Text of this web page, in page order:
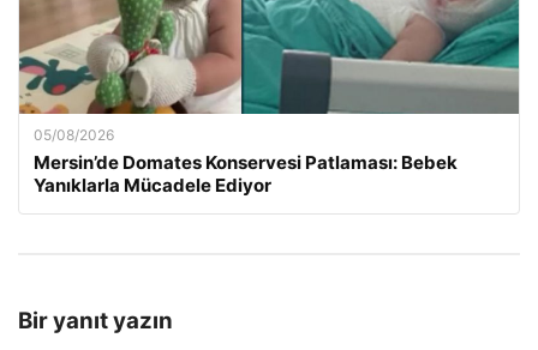
05/08/2026
Mersin’de Domates Konservesi Patlaması: Bebek
Yanıklarla Mücadele Ediyor
Bir yanıt yazın